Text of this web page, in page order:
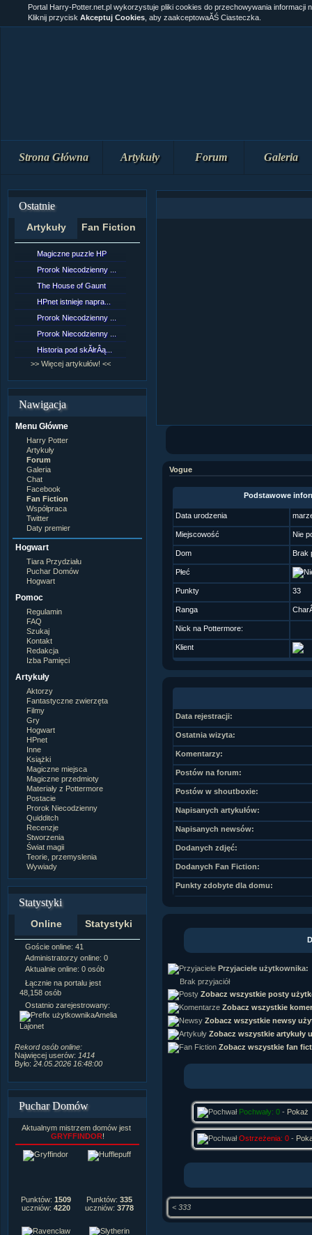
Strona Główna Artykuły Forum Galeria
Ostatnie
Artykuły Fan Fiction
Magiczne puzzle HP
Prorok Niecodzienny ...
The House of Gaunt
HPnet istnieje napra...
Prorok Niecodzienny ...
Prorok Niecodzienny ...
Historia pod skĂłrÂą...
>> Więcej artykułów! <<
Nawigacja
Menu Główne
Harry Potter
Artykuły
Forum
Galeria
Chat
Facebook
Fan Fiction
Współpraca
Twitter
Daty premier
Hogwart
Tiara Przydziału
Puchar Domów
Hogwart
Pomoc
Regulamin
FAQ
Szukaj
Kontakt
Redakcja
Izba Pamięci
Artykuły
Aktorzy
Fantastyczne zwierzęta
Filmy
Gry
Hogwart
HPnet
Inne
Książki
Magiczne miejsca
Magiczne przedmioty
Materiały z Pottermore
Postacie
Prorok Niecodzienny
Quidditch
Recenzje
Stworzenia
Świat magii
Teorie, przemyslenia
Wywiady
Statystyki
Online Statystyki
Goście online: 41
Administratorzy online: 0
Aktualnie online: 0 osób
Łącznie na portalu jest
48,158 osób
Ostatnio zarejestrowany:
Amelia
Lajonet
Rekord osób online:
Najwięcej userów: 1414
Było: 24.05.2026 16:48:00
Napisanych artykułów:
Zdjęć w galerii:21,490
Tematów na forum:3,921
Postów na forum:319,637
Komentarzy do materiałów:
222,019
Rozdanych pochwał:3,327
Wlepionych ostrzeżeń:4,170
Puchar Domów
Aktualnym mistrzem domów jest
GRYFFINDOR!
Punktów: 1509
uczniów: 4220
Punktów: 335
uczniów: 3778
Portal Harry-Potter.net.pl wykorzystuje pliki cookies do przechowywania informacji
Kliknij przycisk Akceptuj Cookies , aby zaakceptowaĂŚ Ciasteczka.
Vogue
Podstawowe
Data urodzenia
Miejscowość Nie
Dom Brak
Płeć
Punkty 33
Ranga
Nick na Pottermore:
Klient
Data rejestracji:
Ostatnia wizyta:
Komentarzy:
Postów na forum:
Postów w shoutboxie:
Napisanych artykułów:
Napisanych newsów:
Dodanych zdjęć:
Dodanych Fan Fiction:
Punkty zdobyte dla domu:
Przyjaciele użytkownika:
Brak przyjaciół
Zobacz wszystkie posty
Zobacz wszystkie
Zobacz wszystkie newsy
Zobacz wszystkie artykuły
Zobacz wszystkie fan
Pochwały: 0- Pokaż
Ostrzeżenia: 0-
< 333